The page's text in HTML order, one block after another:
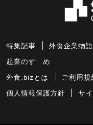
特集記事 外食企業物語
起業のすゝめ
外食.bizとは ご利用規
個人情報保護方針 サ